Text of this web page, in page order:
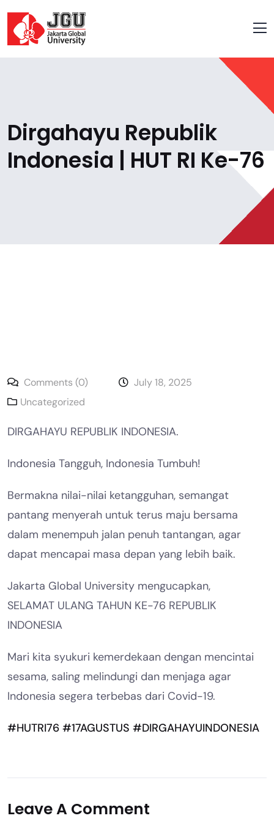
Dirgahayu Republik
Indonesia | HUT RI Ke-76
Comments (0)
July 18, 2025
Uncategorized
DIRGAHAYU REPUBLIK INDONESIA.
Indonesia Tangguh, Indonesia Tumbuh!
Bermakna nilai-nilai ketangguhan, semangat
pantang menyerah untuk terus maju bersama
dalam menempuh jalan penuh tantangan, agar
dapat mencapai masa depan yang lebih baik.
Jakarta Global University mengucapkan,
SELAMAT ULANG TAHUN KE-76 REPUBLIK
INDONESIA
Mari kita syukuri kemerdekaan dengan mencintai
sesama, saling melindungi dan menjaga agar
Indonesia segera terbebas dari Covid-19.
#HUTRI76 #17AGUSTUS #DIRGAHAYUINDONESIA
Leave A Comment